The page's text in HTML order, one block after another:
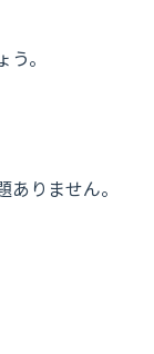
。
りません。